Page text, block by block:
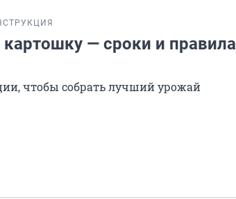
— сроки и правила
чтобы собрать лучший урожай